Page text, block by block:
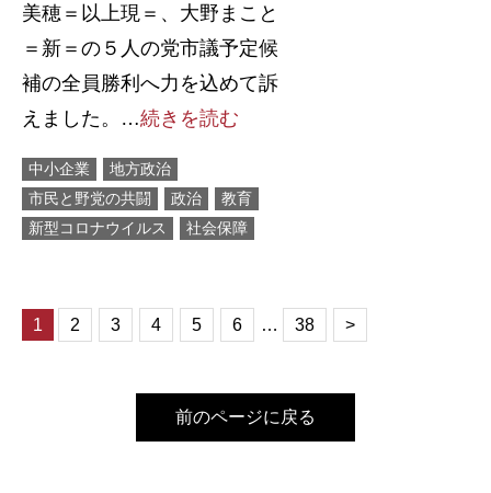
美穂＝以上現＝、大野まこと
＝新＝の５人の党市議予定候
補の全員勝利へ力を込めて訴
えました。…続きを読む
中小企業
地方政治
市民と野党の共闘
政治
教育
新型コロナウイルス
社会保障
1 2 3 4 5 6 … 38 >
前のページに戻る